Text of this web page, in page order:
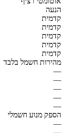
הנעה
קדמית
קדמית
קדמית
קדמית
קדמית
מהירות חשמל בלבד
—
—
—
—
—
הספק מנוע חשמלי
—